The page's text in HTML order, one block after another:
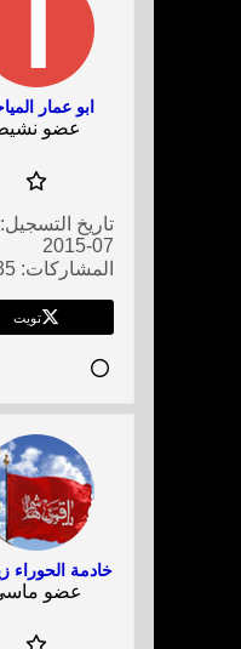
ابو عمار
عضو
تاريخ التسجيل:
07-2015
المشاركات:
تويت
خادمة الحوراء
عضو